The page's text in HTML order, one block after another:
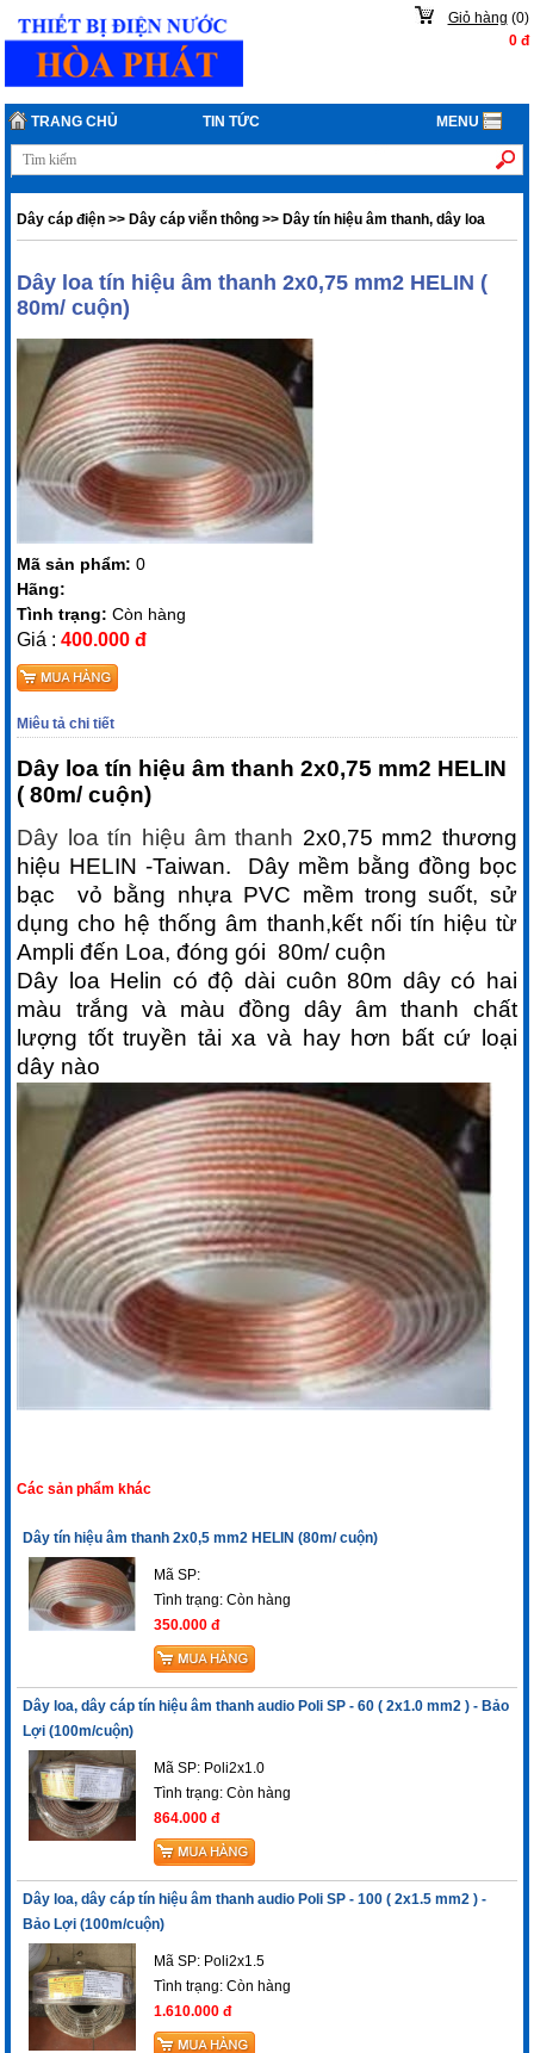
Giỏ hàng (0)
0đ
TRANG CHỦ TIN TỨC MENU
Dây cáp điện >>Dây cáp viễn thông >>Dây tín hiệu âm thanh, dây loa
Dây loa tín hiệu âm thanh 2x0,75 mm2 HELIN (
80m/ cuộn)
Mã sản phẩm:0
Hãng:
Tình trạng:Còn hàng
Giá :400.000 đ
Miêu tả chi tiết
Dây loa tín hiệu âm thanh 2x0,75 mm2 HELIN
( 80m/ cuộn)
Dây loa tín hiệu âm thanh 2x0,75 mm2 thương
hiệu HELIN -Taiwan. Dây mềm bằng đồng bọc
bạc vỏ bằng nhựa PVC mềm trong suốt, sử
dụng cho hệ thống âm thanh,kết nối tín hiệu từ
Ampli đến Loa, đóng gói 80m/ cuộn
Dây loa Helin có độ dài cuôn 80m dây có hai
màu trắng và màu đồng dây âm thanh chất
lượng tốt truyền tải xa và hay hơn bất cứ loại
dây nào
Các sản phẩm khác
Dây tín hiệu âm thanh 2x0,5 mm2 HELIN (80m/ cuộn)
Mã SP:
Tình trạng:Còn hàng
350.000 đ
Dây loa, dây cáp tín hiệu âm thanh audio Poli SP - 60 ( 2x1.0 mm2 ) - Bảo
Lợi (100m/cuộn)
Mã SP: Poli2x1.0
Tình trạng:Còn hàng
864.000 đ
Dây loa, dây cáp tín hiệu âm thanh audio Poli SP - 100 ( 2x1.5 mm2 ) -
Bảo Lợi (100m/cuộn)
Mã SP: Poli2x1.5
Tình trạng:Còn hàng
1.610.000 đ